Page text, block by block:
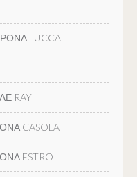
LUCCA
RAY
CASOLA
ESTRO